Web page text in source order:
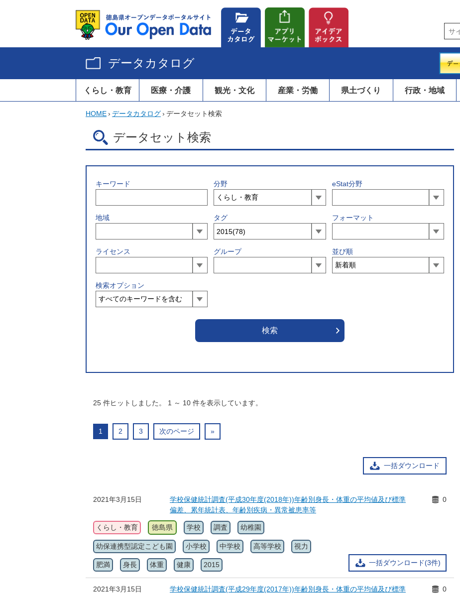
データカタログ
くらし・教育 医療・介護 観光・文化 産業・労働 県土づくり 行政・地域
HOME› データカタログ› データセット検索
データセット検索
キーワード 分野 eStat分野
地域 タグ フォーマット
ライセンス グループ 並び順
検索オプション
25 件ヒットしました。 1 ～ 10 件を表示しています。
1 2 3 次のページ »
一括ダウンロード
2021年3月15日
学校保健統計調査(平成30年度(2018年))年齢別身長・体重の平均値及び標準
偏差、累年統計表、年齢別疾病・異常被患率等
一括ダウンロード(3件)
0
くらし・教育 徳島県 学校 調査 幼稚園
幼保連携型認定こども園 小学校 中学校 高等学校 視力
肥満 身長 体重 健康 2015
2021年3月15日
学校保健統計調査(平成29年度(2017年))年齢別身長・体重の平均値及び標準
0